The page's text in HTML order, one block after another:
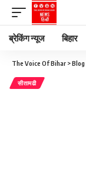
ब्रेकिंग न्यूज बिहार
The Voice Of Bihar >Blog
सीतामढी